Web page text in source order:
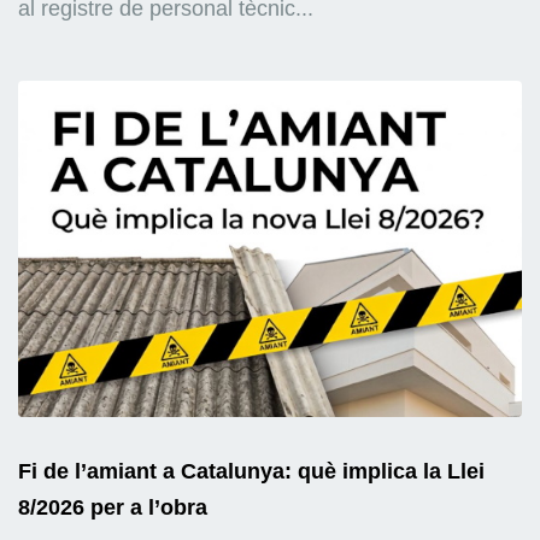
al registre de personal tècnic...
Fi de l’amiant a Catalunya: què implica la Llei
8/2026 per a l’obra